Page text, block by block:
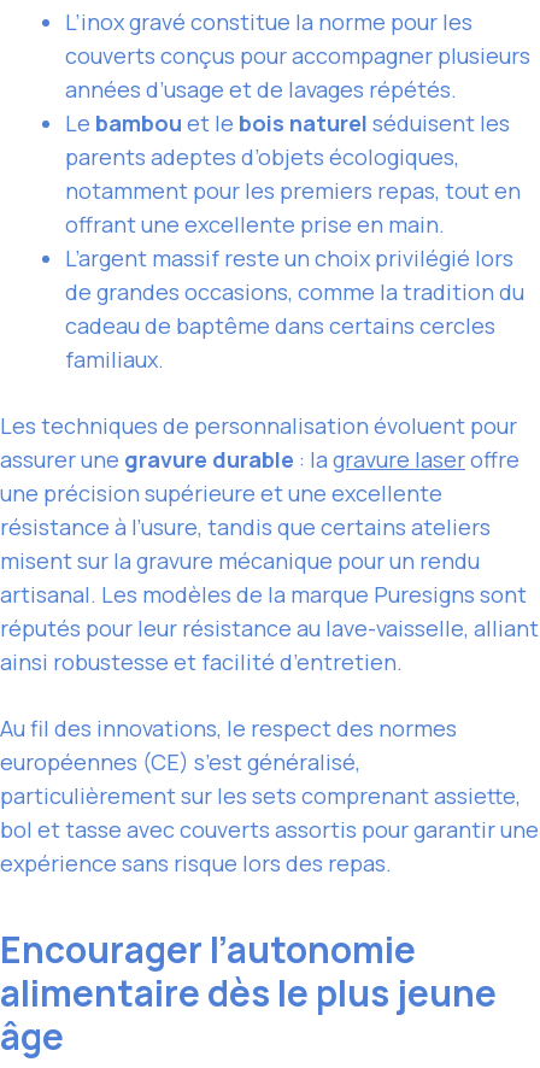
L’inox gravé constitue la norme pour les
couverts conçus pour accompagner plusieurs
années d’usage et de lavages répétés.
Le bambou et le bois naturel séduisent les
parents adeptes d’objets écologiques,
notamment pour les premiers repas, tout en
offrant une excellente prise en main.
L’argent massif reste un choix privilégié lors
de grandes occasions, comme la tradition du
cadeau de baptême dans certains cercles
familiaux.
Les techniques de personnalisation évoluent pour
assurer une gravure durable : la gravure laseroffre
une précision supérieure et une excellente
résistance à l’usure, tandis que certains ateliers
misent sur la gravure mécanique pour un rendu
artisanal. Les modèles de la marque Puresigns sont
réputés pour leur résistance au lave-vaisselle, alliant
ainsi robustesse et facilité d’entretien.
Au fil des innovations, le respect des normes
européennes (CE) s’est généralisé,
particulièrement sur les sets comprenant assiette,
bol et tasse avec couverts assortis pour garantir une
expérience sans risque lors des repas.
Encourager l’autonomie
alimentaire dès le plus jeune
âge